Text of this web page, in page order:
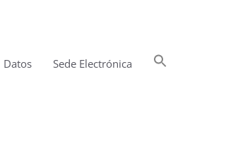
Datos Sede Electrónica